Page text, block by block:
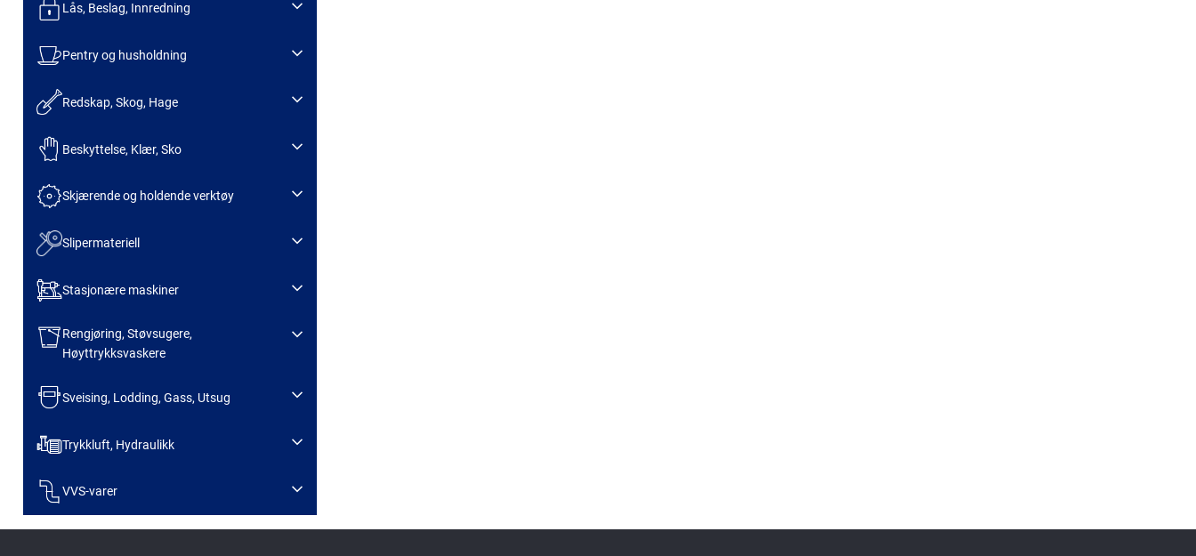
Lås, Beslag, Innredning
Pentry og husholdning
Redskap, Skog, Hage
Beskyttelse, Klær, Sko
Skjærende og holdende verktøy
Slipermateriell
Stasjonære maskiner
Rengjøring, Støvsugere,
Høyttrykksvaskere
Sveising, Lodding, Gass, Utsug
Trykkluft, Hydraulikk
VVS-varer